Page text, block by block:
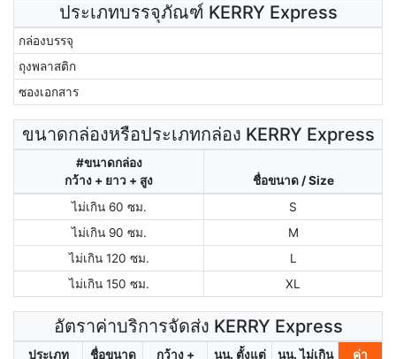
ประเภทบรรจุภัณฑ์ KERRY Express
กล่องบรรจุ
ถุงพลาสติก
ซองเอกสาร
ขนาดกล่องหรือประเภทกล่อง KERRY Express
#ขนาดกล่อง
กว้าง + ยาว + สูง
ชื่อขนาด / Size
ไม่เกิน 60 ซม.
S
ไม่เกิน 90 ซม.
M
ไม่เกิน 120 ซม.
L
ไม่เกิน 150 ซม.
XL
อัตราค่าบริการจัดส่ง KERRY Express
ประเภท
ชื่อขนาด
กว้าง +
นน. ตั้งแต่
นน. ไม่เกิน
ค่า